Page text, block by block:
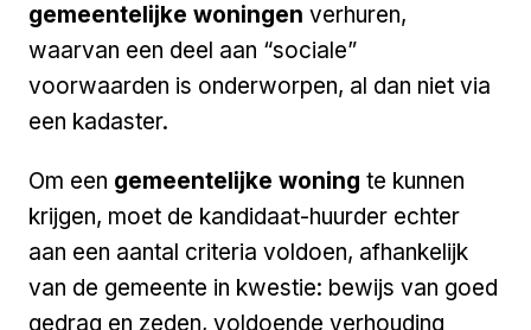
gemeentelijke woningen verhuren,
waarvan een deel aan “sociale”
voorwaarden is onderworpen, al dan niet via
een kadaster.
Om een gemeentelijke woning te kunnen
krijgen, moet de kandidaat-huurder echter
aan een aantal criteria voldoen, afhankelijk
van de gemeente in kwestie: bewijs van goed
gedrag en zeden, voldoende verhouding